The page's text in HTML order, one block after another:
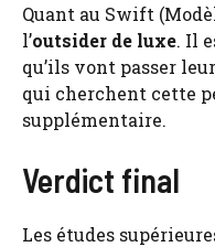
Quant au Swift
l’outsider de luxe. Il
qu’ils vont passer
qui cherchent cette
supplémentaire.
Verdict final
Les études